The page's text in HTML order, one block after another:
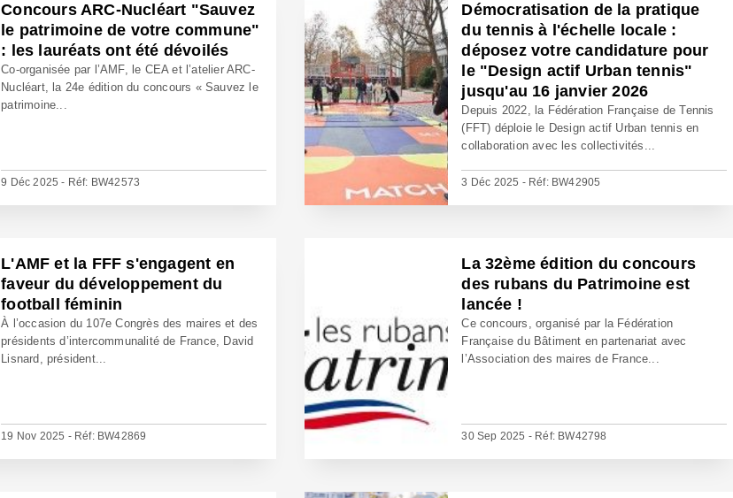
Concours ARC-Nucléart "Sauvez
le patrimoine de votre commune"
: les lauréats ont été dévoilés
Co-organisée par l’AMF, le CEA et l’atelier ARC-
Nucléart, la 24e édition du concours « Sauvez le
patrimoine...
9 Déc 2025 - Réf: BW42573
Démocratisation de la pratique
du tennis à l'échelle locale :
déposez votre candidature pour
le "Design actif Urban tennis"
jusqu'au 16 janvier 2026
Depuis 2022, la Fédération Française de Tennis
(FFT) déploie le Design actif Urban tennis en
collaboration avec les collectivités...
3 Déc 2025 - Réf: BW42905
L'AMF et la FFF s'engagent en
faveur du développement du
football féminin
À l’occasion du 107e Congrès des maires et des
présidents d’intercommunalité de France, David
Lisnard, président...
19 Nov 2025 - Réf: BW42869
La 32ème édition du concours
des rubans du Patrimoine est
lancée !
Ce concours, organisé par la Fédération
Française du Bâtiment en partenariat avec
l’Association des maires de France...
30 Sep 2025 - Réf: BW42798